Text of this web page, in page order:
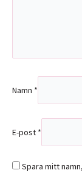
Namn *
E-post *
Spara mitt